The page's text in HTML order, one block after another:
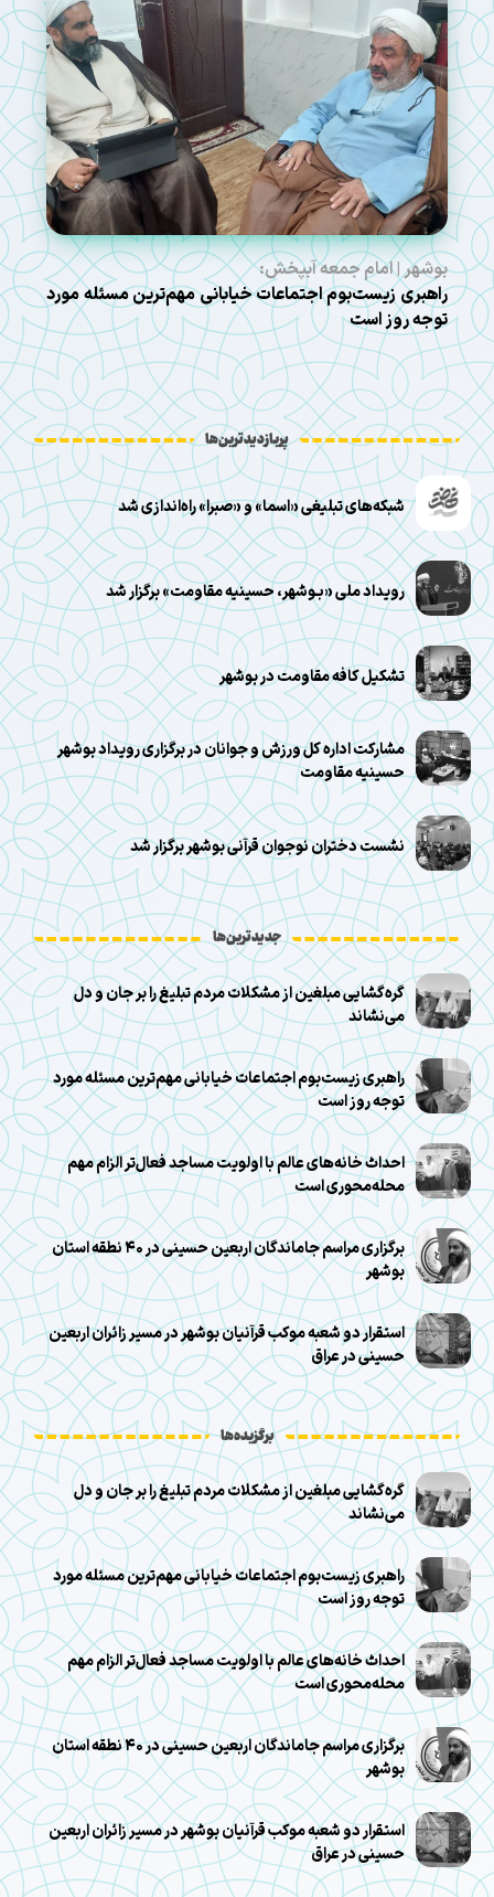
بوشهر | امام جمعه آبپخش:
راهبری زیست‌بوم اجتماعات خیابانی مهم‌ترین مسئله مورد
توجه روز است
پربازدیدترین‌ها
شبکه‌های تبلیغی «اسما» و «صبرا» راه‌اندازی شد
رویداد ملی «بـوشهر، حسینیه مقاومت» برگزار ‌شد
تشکیل کافه مقاومت در بوشهر
مشارکت اداره کل ورزش و جوانان در برگزاری رویداد بوشهر
حسینیه مقاومت
نشست دختران نوجوان قرآنی بوشهر برگزار شد
جدیدترین‌ها
گره‌گشایی مبلغین از مشکلات مردم تبلیغ را بر جان و دل
می‌نشاند
راهبری زیست‌بوم اجتماعات خیابانی مهم‌ترین مسئله مورد
توجه روز است
احداث خانه‌های عالم با اولویت مساجد فعال‌تر الزام مهم
محله‌محوری است
برگزاری مراسم جاماندگان اربعین حسینی در ۴۰ نطقه استان
بوشهر
استقرار دو شعبه موکب قرآنیان بوشهر در مسیر زائران اربعین
حسینی در عراق
برگزیده‌ها
گره‌گشایی مبلغین از مشکلات مردم تبلیغ را بر جان و دل
می‌نشاند
راهبری زیست‌بوم اجتماعات خیابانی مهم‌ترین مسئله مورد
توجه روز است
احداث خانه‌های عالم با اولویت مساجد فعال‌تر الزام مهم
محله‌محوری است
برگزاری مراسم جاماندگان اربعین حسینی در ۴۰ نطقه استان
بوشهر
استقرار دو شعبه موکب قرآنیان بوشهر در مسیر زائران اربعین
حسینی در عراق